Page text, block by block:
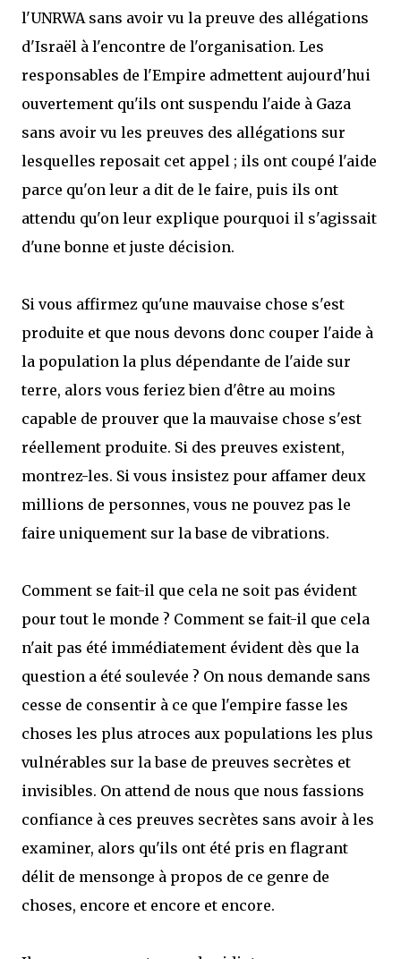
l'UNRWA sans avoir vu la preuve des allégations
d'Israël à l'encontre de l'organisation. Les
responsables de l'Empire admettent aujourd'hui
ouvertement qu'ils ont suspendu l'aide à Gaza
sans avoir vu les preuves des allégations sur
lesquelles reposait cet appel ; ils ont coupé l'aide
parce qu'on leur a dit de le faire, puis ils ont
attendu qu'on leur explique pourquoi il s'agissait
d'une bonne et juste décision.
Si vous affirmez qu'une mauvaise chose s'est
produite et que nous devons donc couper l'aide à
la population la plus dépendante de l'aide sur
terre, alors vous feriez bien d'être au moins
capable de prouver que la mauvaise chose s'est
réellement produite. Si des preuves existent,
montrez-les. Si vous insistez pour affamer deux
millions de personnes, vous ne pouvez pas le
faire uniquement sur la base de vibrations.
Comment se fait-il que cela ne soit pas évident
pour tout le monde ? Comment se fait-il que cela
n'ait pas été immédiatement évident dès que la
question a été soulevée ? On nous demande sans
cesse de consentir à ce que l'empire fasse les
choses les plus atroces aux populations les plus
vulnérables sur la base de preuves secrètes et
invisibles. On attend de nous que nous fassions
confiance à ces preuves secrètes sans avoir à les
examiner, alors qu'ils ont été pris en flagrant
délit de mensonge à propos de ce genre de
choses, encore et encore et encore.